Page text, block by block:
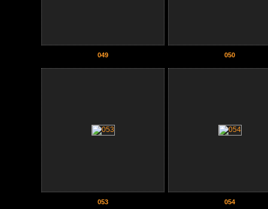
049 050
053 054